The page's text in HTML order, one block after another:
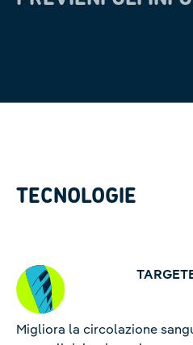
TECNOLOGIE
Migliora la circolazione